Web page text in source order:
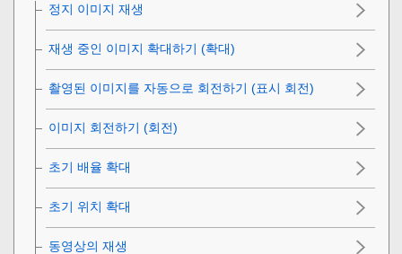
정지 이미지 재생
재생 중인 이미지 확대하기 (확대)
촬영된 이미지를 자동으로 회전하기 (표시 회전)
이미지 회전하기 (회전)
초기 배율 확대
초기 위치 확대
동영상의 재생